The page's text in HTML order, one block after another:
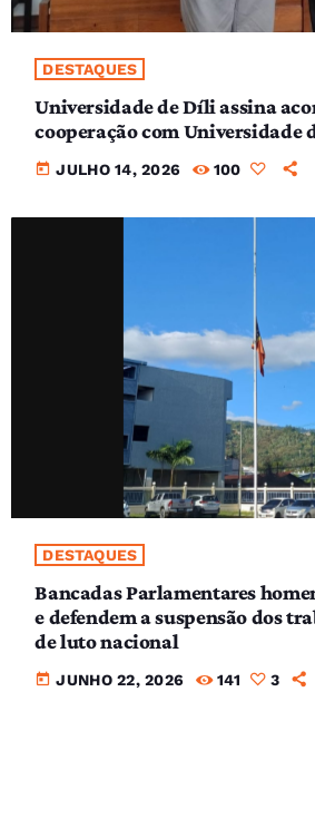
DESTAQUES
Universidade de Díli assina
cooperação com Universidade
today JULHO 14, 2026 100
DESTAQUES
Bancadas Parlamentares
e defendem a suspensão dos
de luto nacional
today JUNHO 22, 2026 141 3